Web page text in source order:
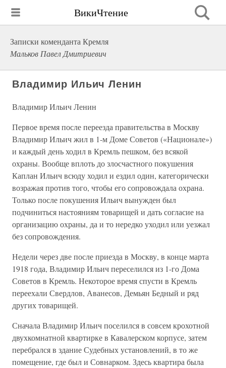
ВикиЧтение
Записки коменданта Кремля
Мальков Павел Дмитриевич
Владимир Ильич Ленин
Владимир Ильич Ленин
Первое время после переезда правительства в Москву
Владимир Ильич жил в 1-м Доме Советов («Национале»)
и каждый день ходил в Кремль пешком, без всякой
охраны. Вообще вплоть до злосчастного покушения
Каплан Ильич всюду ходил и ездил один, категорически
возражая против того, чтобы его сопровождала охрана.
Только после покушения Ильич вынужден был
подчиниться настояниям товарищей и дать согласие на
организацию охраны, да и то нередко уходил или уезжал
без сопровождения.
Недели через две после приезда в Москву, в конце марта
1918 года, Владимир Ильич переселился из 1-го Дома
Советов в Кремль. Некоторое время спусти в Кремль
переехали Свердлов, Аванесов, Демьян Бедный и ряд
других товарищей.
Сначала Владимир Ильич поселился в совсем крохотной
двухкомнатной квартирке в Кавалерском корпусе, затем
перебрался в здание Судебных установлений, в то же
помещение, где был и Совнарком. Здесь квартира была